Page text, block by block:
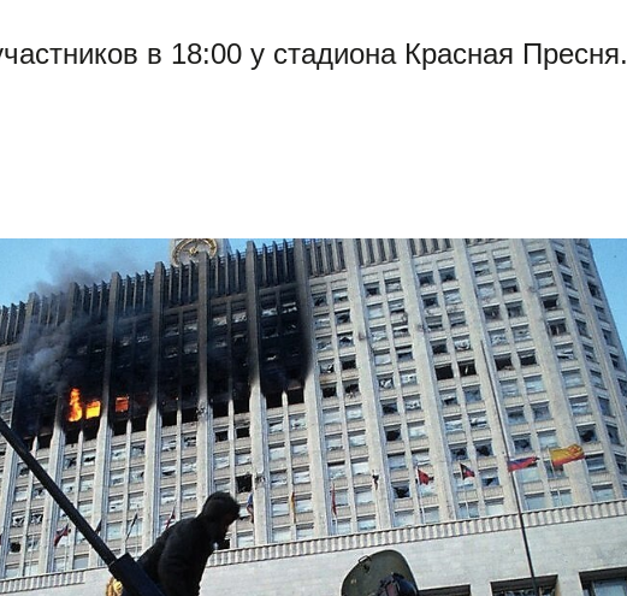
в 18:00 у стадиона Красная Пресня.